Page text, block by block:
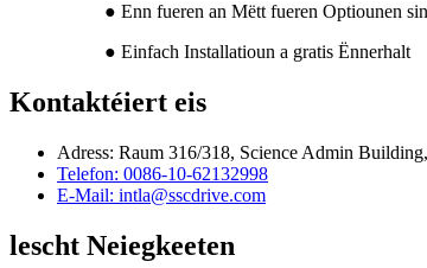
● Enn fueren an Mëtt fueren Optiounen
● Einfach Installatioun a gratis Ënnerhalt
Kontaktéiert eis
Adress: Raum 316/318, Science Admin
Telefon: 0086-10-62132998
E-Mail: intla@sscdrive.com
lescht Neiegkeeten